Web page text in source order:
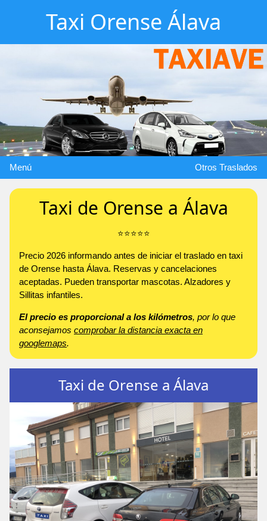
Taxi Orense Álava
Menú Otros Traslados
Taxi de Orense a Álava
⭐️⭐️⭐️⭐️⭐️
Precio 2026 informando antes de iniciar el traslado en taxi
de Orense hasta Álava. Reservas y cancelaciones
aceptadas. Pueden transportar mascotas. Alzadores y
Sillitas infantiles.
El precio es proporcional a los kilómetros, por lo que
aconsejamos comprobar la distancia exacta en
googlemaps.
Taxi de Orense a Álava